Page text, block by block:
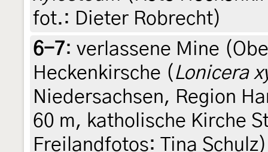
fot.: Dieter Robrecht)
6-7: verlassene Mine
Heckenkirsche ( Lonicera
Niedersachsen, Region
60 m, katholische Kirche
Freilandfotos: Tina Schulz)